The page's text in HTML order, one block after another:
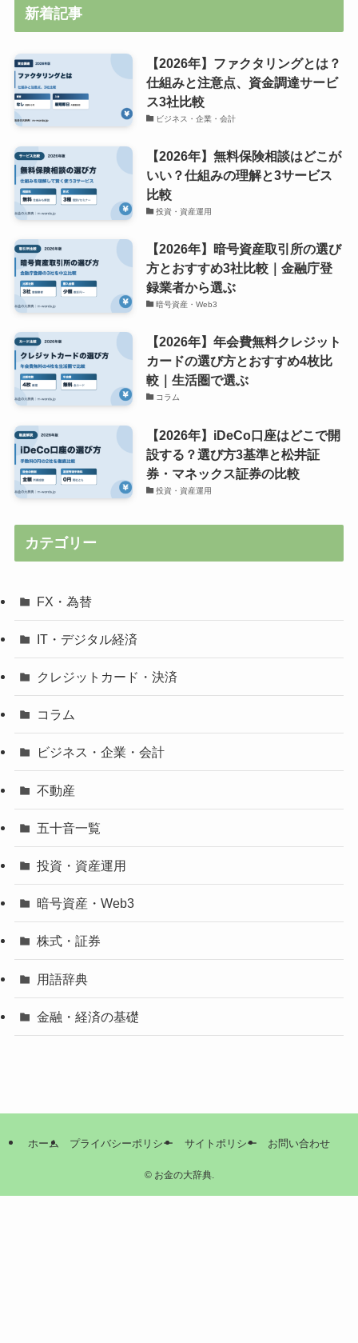
新着記事
【2026年】ファクタリングとは？
仕組みと注意点、資金調達サービ
ス3社比較
ビジネス・企業・会計
【2026年】無料保険相談はどこが
いい？仕組みの理解と3サービス
比較
投資・資産運用
【2026年】暗号資産取引所の選び
方とおすすめ3社比較｜金融庁登
録業者から選ぶ
暗号資産・Web3
【2026年】年会費無料クレジット
カードの選び方とおすすめ4枚比
較｜生活圏で選ぶ
コラム
【2026年】iDeCo口座はどこで開
設する？選び方3基準と松井証
券・マネックス証券の比較
投資・資産運用
カテゴリー
FX・為替
IT・デジタル経済
クレジットカード・決済
コラム
ビジネス・企業・会計
不動産
五十音一覧
投資・資産運用
暗号資産・Web3
株式・証券
用語辞典
金融・経済の基礎
ホーム プライバシーポリシー サイトポリシー お問い合わせ
©お金の大辞典.